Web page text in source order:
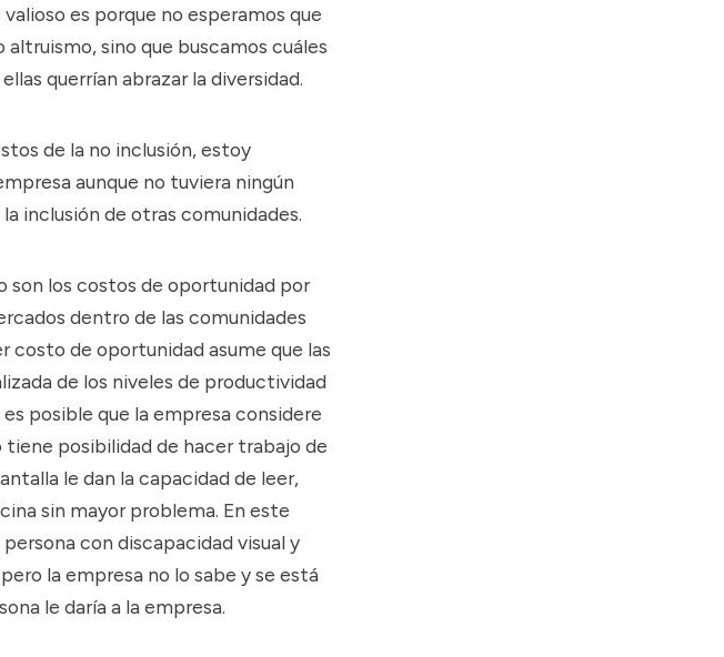
es porque no esperamos que
sino que buscamos cuáles
querrían abrazar la diversidad.
de la no inclusión, estoy
aunque no tuviera ningún
inclusión de otras comunidades.
son los costos de oportunidad por
dentro de las comunidades
costo de oportunidad asume que las
de los niveles de productividad
posible que la empresa considere
tiene posibilidad de hacer trabajo de
le dan la capacidad de leer,
sin mayor problema. En este
con discapacidad visual y
la empresa no lo sabe y se está
le daría a la empresa.